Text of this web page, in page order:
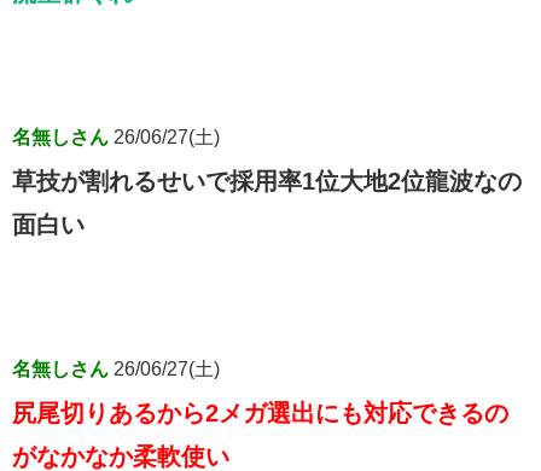
名無しさん 26/06/27(土)
草技が割れるせいで採用率1位大地2位龍波なの
面白い
名無しさん 26/06/27(土)
尻尾切りあるから2メガ選出にも対応できるの
がなかなか柔軟使い